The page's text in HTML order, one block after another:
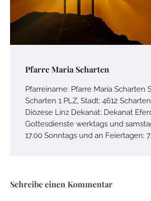
Pfarre Maria Scharten
Pfarreiname: Pfarre Maria Scharten
Scharten 1 PLZ, Stadt: 4612
Diözese Linz Dekanat: Dekanat
Gottesdienste werktags und
17.00 Sonntags und an Feiertagen:
Schreibe einen Kommentar